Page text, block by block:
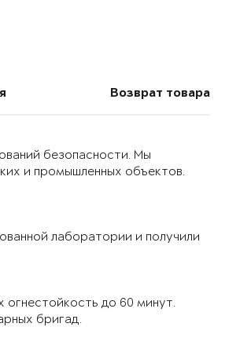
Возврат товара
безопасности. Мы
и промышленных объектов.
лаборатории и получили
огнестойкость до 60 минут.
бригад.